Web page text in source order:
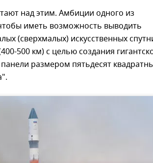
над этим. Амбиции одного из
иметь возможность выводить
(сверхмалых) искусственных
500 км) с целью создания
размером пятьдесят